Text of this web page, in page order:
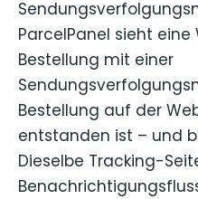
ParcelPanel sieht
Bestellung mit einer
Bestellung auf der
entstanden ist – und
Dieselbe Tracking-